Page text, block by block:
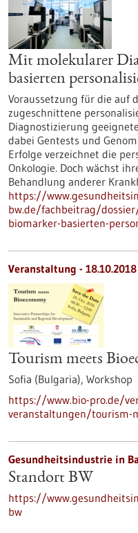
Mit molekularer
basierten
Voraussetzung für die auf
zugeschnittene
Diagnostizierung
dabei Gentests und
Erfolge verzeichnet die
Onkologie. Doch wächst
Behandlung anderer
https://
bw.de/fachbeitrag/
biomarker-basierten-
Veranstaltung - 18.10.2018
Tourism meets
Sofia (Bulgaria), Workshop
https://www.bio-pro.de/
veranstaltungen/tourism-
Gesundheitsindustrie in
Standort BW
https://
bw